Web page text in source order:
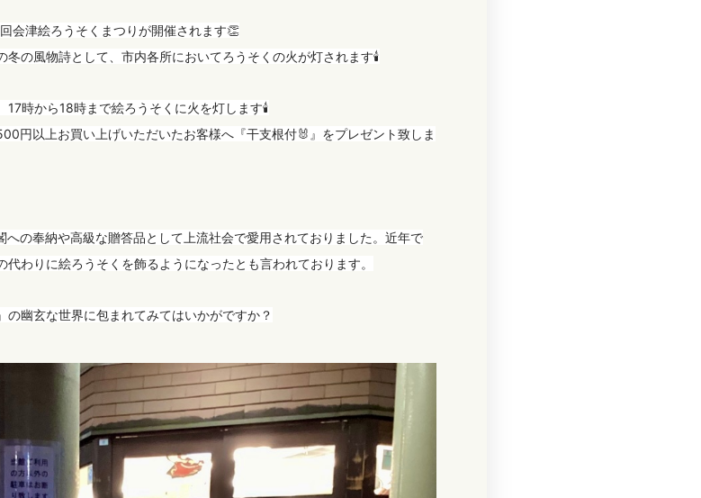
会津絵ろうそくまつりが開催されます👏
の風物詩として、市内各所においてろうそくの火が灯されます🕯
時から18時まで絵ろうそくに火を灯します🕯
円以上お買い上げいただいたお客様へ『干支根付🐰』をプレゼント致しま
の奉納や高級な贈答品として上流社会で愛用されておりました。近年で
わりに絵ろうそくを飾るようになったとも言われております。
幽玄な世界に包まれてみてはいかがですか？